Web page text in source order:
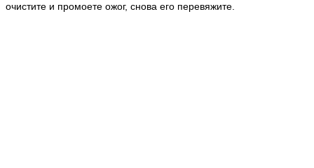
очистите и промоете ожог, снова его перевяжите.